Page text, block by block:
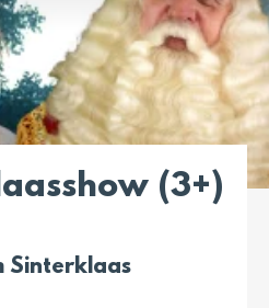
(3+)
Sinterklaas